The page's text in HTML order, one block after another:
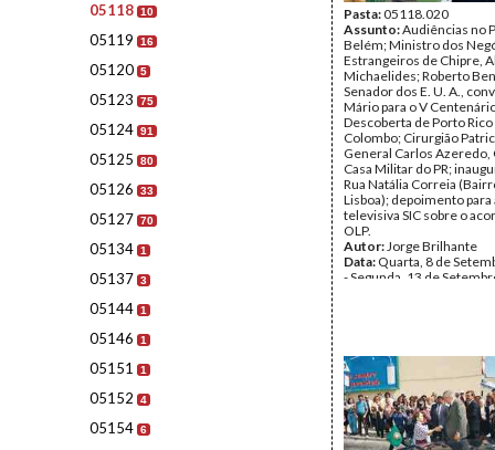
05118 10
05119 16
05120 5
05123 75
05124 91
05125 80
05126 33
05127 70
05134 1
05137 3
05144 1
05146 1
05151 1
05152 4
05154 6
Pasta:05118.020
Assunto:Audiências no
Belém; Ministro dos
Estrangeiros de Chipre,
Michaelides; Roberto
Senador dos E. U. A.,
Mário para o V
Descoberta de Porto
Colombo; Cirurgião
General Carlos Azeredo,
Casa Militar do PR;
Rua Natália Correia
Lisboa); depoimento para
televisiva SIC sobre o
OLP.
Autor:Jorge Brilhante
Data: Quarta, 8 de
- Segunda, 13 de